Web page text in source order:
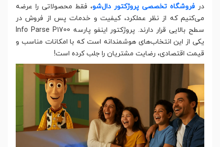
در فروشگاه تخصصی پروژکتور دال‌شو، فقط محصولاتی را عرضه
می‌کنیم که از نظر عملکرد، کیفیت و خدمات پس از فروش در
سطح بالایی قرار دارند. پروژکتور اینفو پارسه Info Parse P1700
یکی از این انتخاب‌های هوشمندانه است که با امکانات مناسب و
قیمت اقتصادی، رضایت مشتریان را جلب کرده است!